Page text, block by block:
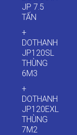
JP 7.5
TẤN
+
DOTHANH
JP120SL
THÙNG
6M3
+
DOTHANH
JP120EXL
THÙNG
7M2